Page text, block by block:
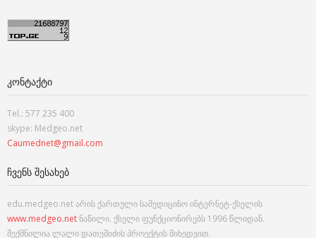
ᲙᲝᲜᲢᲐᲥᲢᲘ
Tel.: 577 235 400
skype: Medgeo.net
Caumednet@gmail.com
ᲩᲕᲔᲜᲡ ᲨᲔᲡᲐᲮᲔᲑ
edu.medgeo.net არის ქართული სამედიცინო ინტერნეტ-ქსელის
www.medgeo.net ნაწილი. ქსელი ფუნქციონირებს 1996 წლიდან.
შექმნილია ლალი დათეშიძის პროექტის მიხედვით.